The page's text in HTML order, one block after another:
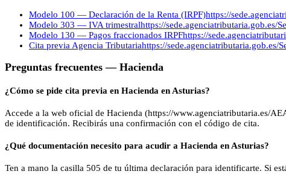
Modelo 100 — Declaración de la Renta (IRPF)https://
Modelo 303 — IVA trimestralhttps://sede.agenciatributaria.gob.es/
Modelo 130 — Pagos fraccionados IRPFhttps://
Cita previa Agencia Tributariahttps://sede.agenciatributaria.gob.es/
Preguntas frecuentes — Hacienda
¿Cómo se pide cita previa en Hacienda en Asturias?
Accede a la web oficial de Hacienda (https://www.agenciatributaria.es/
de identificación. Recibirás una confirmación con el código de cita.
¿Qué documentación necesito para acudir a Hacienda en Asturias?
Ten a mano la casilla 505 de tu última declaración para identificarte. Si